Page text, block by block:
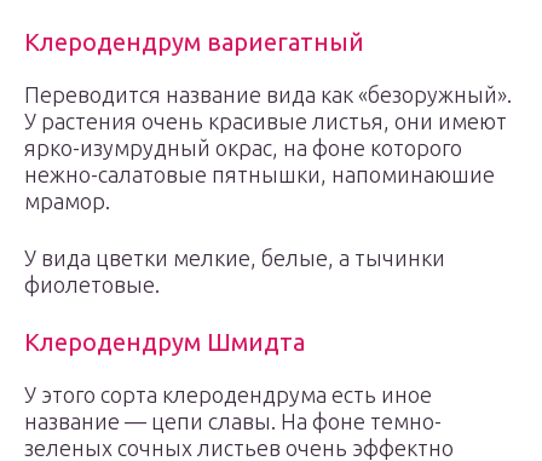
Клеродендрум вариегатный
Переводится название вида как «безоружный».
У растения очень красивые листья, они имеют
ярко-изумрудный окрас, на фоне которого
нежно-салатовые пятнышки, напоминаюшие
мрамор.
У вида цветки мелкие, белые, а тычинки
фиолетовые.
Клеродендрум Шмидта
У этого сорта клеродендрума есть иное
название — цепи славы. На фоне темно-
зеленых сочных листьев очень эффектно